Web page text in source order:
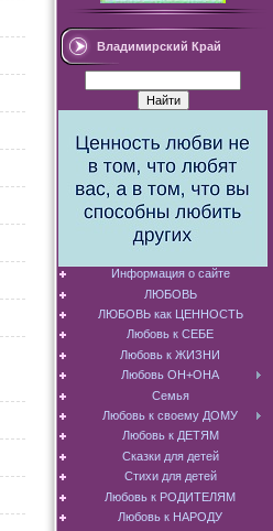
Владимирский Край
Информация о сайте
ЛЮБОВЬ
ЛЮБОВЬ как ЦЕННОСТЬ
Любовь к СЕБЕ
Любовь к ЖИЗНИ
Любовь ОН+ОНА
Семья
Любовь к своему ДОМУ
Любовь к ДЕТЯМ
Сказки для детей
Стихи для детей
Любовь к РОДИТЕЛЯМ
Любовь к НАРОДУ